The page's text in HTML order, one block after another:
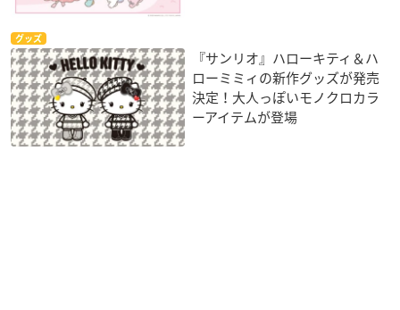
グッズ
『サンリオ』ハローキティ＆ハ
ローミミィの新作グッズが発売
決定！大人っぽいモノクロカラ
ーアイテムが登場